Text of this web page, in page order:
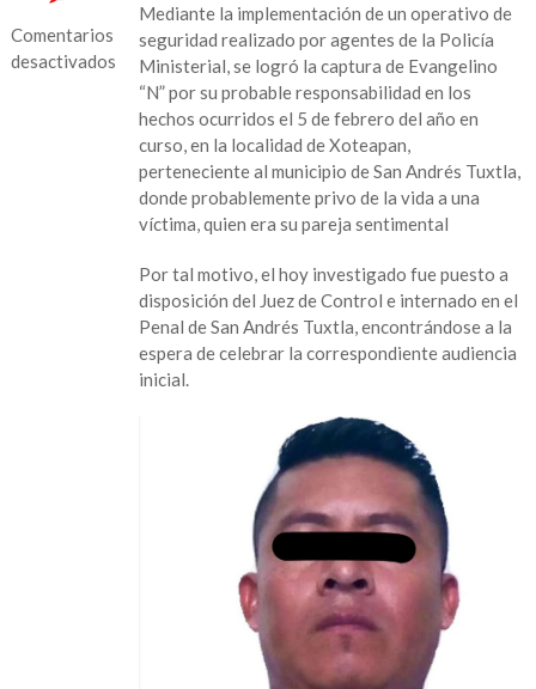
Comentarios
desactivados
Mediante la implementación de un operativo de
seguridad realizado por agentes de la Policía
Ministerial, se logró la captura de Evangelino
“N” por su probable responsabilidad en los
hechos ocurridos el 5 de febrero del año en
curso, en la localidad de Xoteapan,
perteneciente al municipio de San Andrés Tuxtla,
donde probablemente privo de la vida a una
víctima, quien era su pareja sentimental
Por tal motivo, el hoy investigado fue puesto a
disposición del Juez de Control e internado en el
Penal de San Andrés Tuxtla, encontrándose a la
espera de celebrar la correspondiente audiencia
inicial.